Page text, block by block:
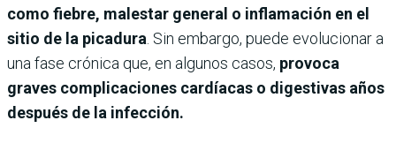
como fiebre, malestar general o inflamación en el
sitio de la picadura . Sin embargo, puede evolucionar a
una fase crónica que, en algunos casos, provoca
graves complicaciones cardíacas o digestivas años
después de la infección.